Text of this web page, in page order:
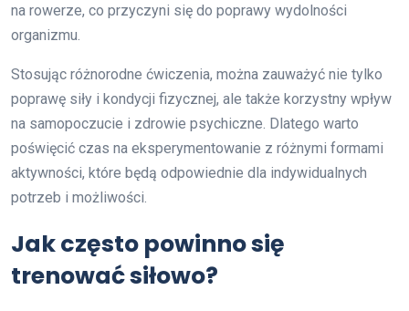
na rowerze, co przyczyni się do poprawy wydolności
organizmu.
Stosując różnorodne ćwiczenia, można zauważyć nie tylko
poprawę siły i kondycji fizycznej, ale także korzystny wpływ
na samopoczucie i zdrowie psychiczne. Dlatego warto
poświęcić czas na eksperymentowanie z różnymi formami
aktywności, które będą odpowiednie dla indywidualnych
potrzeb i możliwości.
Jak często powinno się
trenować siłowo?